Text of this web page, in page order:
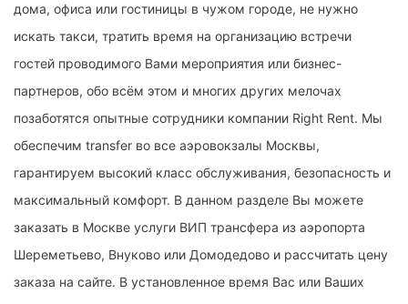
дома, офиса или гостиницы в чужом городе, не нужно
искать такси, тратить время на организацию встречи
гостей проводимого Вами мероприятия или бизнес-
партнеров, обо всём этом и многих других мелочах
позаботятся опытные сотрудники компании Right Rent. Мы
обеспечим transfer во все аэровокзалы Москвы,
гарантируем высокий класс обслуживания, безопасность и
максимальный комфорт. В данном разделе Вы можете
заказать в Москве услуги ВИП трансфера из аэропорта
Шереметьево, Внуково или Домодедово и рассчитать цену
заказа на сайте. В установленное время Вас или Ваших